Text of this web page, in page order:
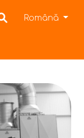
Română